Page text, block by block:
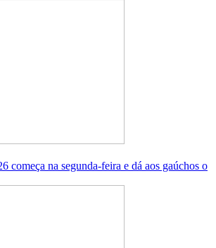
começa na segunda-feira e dá aos gaúchos o